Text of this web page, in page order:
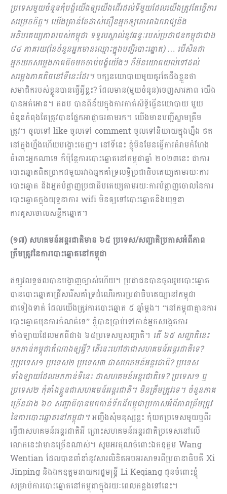
ប្រទេសមួយចំនួនកុំបង្ខំយើងឲ្យយើងដើរដល់ទីមួយដែលយើងត្រូវតែធ្វើការ
សម្រេចចិត្ត។​ យើងគ្រាន់តែដាស់​តឿនអ្នកឲ្យគោរពឯករាជ្យនិង
អធិបតេយ្យភាពរបស់កម្ពុជា ទទួលស្គាល់នូវឆន្ទៈរបស់ប្រជាជនកម្ពុជាជាង
៨៤ ភាគរយ(នៃចំនួនអ្នកមានឈ្មោះក្នុងបញ្ជីបោះឆ្នោត) … បើសិនជា
អ្នកយកសម្លេងភាគតិចមកចាប់បង្ខំយើងៗ ក៏​មិនយោគយល់ទៅដល់
សម្លេងភាគតិចនៅទីនេះដែរ។បក្សនយោបាយមួយគួរតែដឹងខ្លួនថា
សមាជិករបស់ខ្លួនបានធ្វើអ្វីខ្លះ? ដែលមាន(មួយចំនួន)ចេញសារភាព យើង
បានអត់អោន។ គជប បានពិន័យក្នុងការកាត់សិទ្ធិធ្វើនយោបាយ មួយ
ចំនួនកំពុងតែត្រូវបានផ្នែកអាជ្ញាធរតាមរក។ យើងមានបញ្ជីស្នាមត្រឹម
ត្រូវ។ ចូលទៅ like ចូលទៅ comment ចូលទៅនិយាយក្នុងហ្នឹង ថត
នៅក្នុងហ្នឹងហើយបង្ហោះចេញ។ នៅទីនេះ ខ្ញុំមិនមែនធ្វើការគំរាមកំហែង
ចំពោះអ្នកណាទេ ក៏ប៉ុន្តែការបោះឆ្នោតនៅកម្ពុជាឆ្នាំ ២០២៣នេះ ជាការ
បោះឆ្នោតពិតប្រាកដមួយរវាងអ្នកគាំទ្រលទ្ធិប្រជាធិបតេយ្យតាមរយៈការ
បោះឆ្នោត និងអ្នកបំផ្លាញប្រជាធិបតេយ្យតាមរយៈការបំផ្លាញចោលនៃការ
បោះឆ្នោតក្នុងយុទ្ធនាការ wifi មិនឲ្យទៅបោះឆ្នោតនិងយុទ្ធនា
ការគូសចោលសន្លឹកឆ្នោត។
(១៧) សហគមន៍អន្តរជាតិមាន ៦៥ ប្រទេស/សញ្ជាតិប្រកាសអំពីភាព
ត្រឹមត្រូវនៃការបោះឆ្នោតនៅកម្ពុជា
ឥឡូវលទ្ធផលបានបង្ហាញច្បាស់ហើយ។ ប្រជាជនបានចូលរួមបោះឆ្នោត
បានបោះឆ្នោតជ្រើសរើសគាំទ្រដំ​ណើរការប្រជាធិបតេយ្យនៅកម្ពុជា
ជាទៀងទាត់ ដែលយើងត្រូវការបោះឆ្នោត ៥ ឆ្នាំម្តង។ “នៅកម្ពុជាគ្មានការ
បោះឆ្នោតមុនការកំណត់ទេ” ខ្ញុំបានប្រាប់ទៅកាន់អ្នកសង្កេតការ
ទាំងឡាយដែលមកពីជាង ៦៥ប្រទេសឬសញ្ជាតិ។ តើ ៦៥ សញ្ជាតិនេះ
មកកាន់កម្ពុជាតំណាងឲ្យអ្វី? តើនេះហៅថាជាសហគមន៍អន្តរជាតិទេ?
ឬប្រ​ទេស១ ប្រទេស២ ប្រទេស៣ ជាសហគមន៍អន្តរជាតិ? ប្រទេស
ទាំងឡាយដែលមកកាន់ទីនេះ ជាសហគមន៍អន្តរជាតិទេ? ប្រទេស១ ឬ
ប្រទេស២ កុំតាំងខ្លួនជាសហគមន៍អន្តរជាតិ។ មិនត្រឹមត្រូវទេ។ ចំនួនភាគ
ច្រើនជាង ៦០ សញ្ជាតិបានមកកាន់ទឹកដីកម្ពុជាប្រកាសអំពីភាពត្រឹមត្រូវ
នៃការបោះឆ្នោតនៅកម្ពុជា។អញ្ចឹងសុំមនុស្សខ្លះ កុំយកប្រទេសមួយឬពីរ
ធ្វើជាសហគមន៍អន្តរជាតិអី ព្រោះសហគមន៍អន្តរជាតិប្រទេសនៅលើ
លោកនេះវាមានច្រើនណាស់។ សូមអរគុណចំពោះឯកឧត្តម Wang
Wentian ដែលបានពាំនាំនូវសារលិខិតអបអរសាទរពីប្រធានាធិបតី Xi
Jinping និងឯកឧត្តមនាយករដ្ឋមន្រ្តី Li Keqiang ជូនចំពោះខ្ញុំ
សម្រាប់ការបោះឆ្នោតនៅកម្ពុជាក្នុងរយៈពេលកន្លងទៅនេះ។